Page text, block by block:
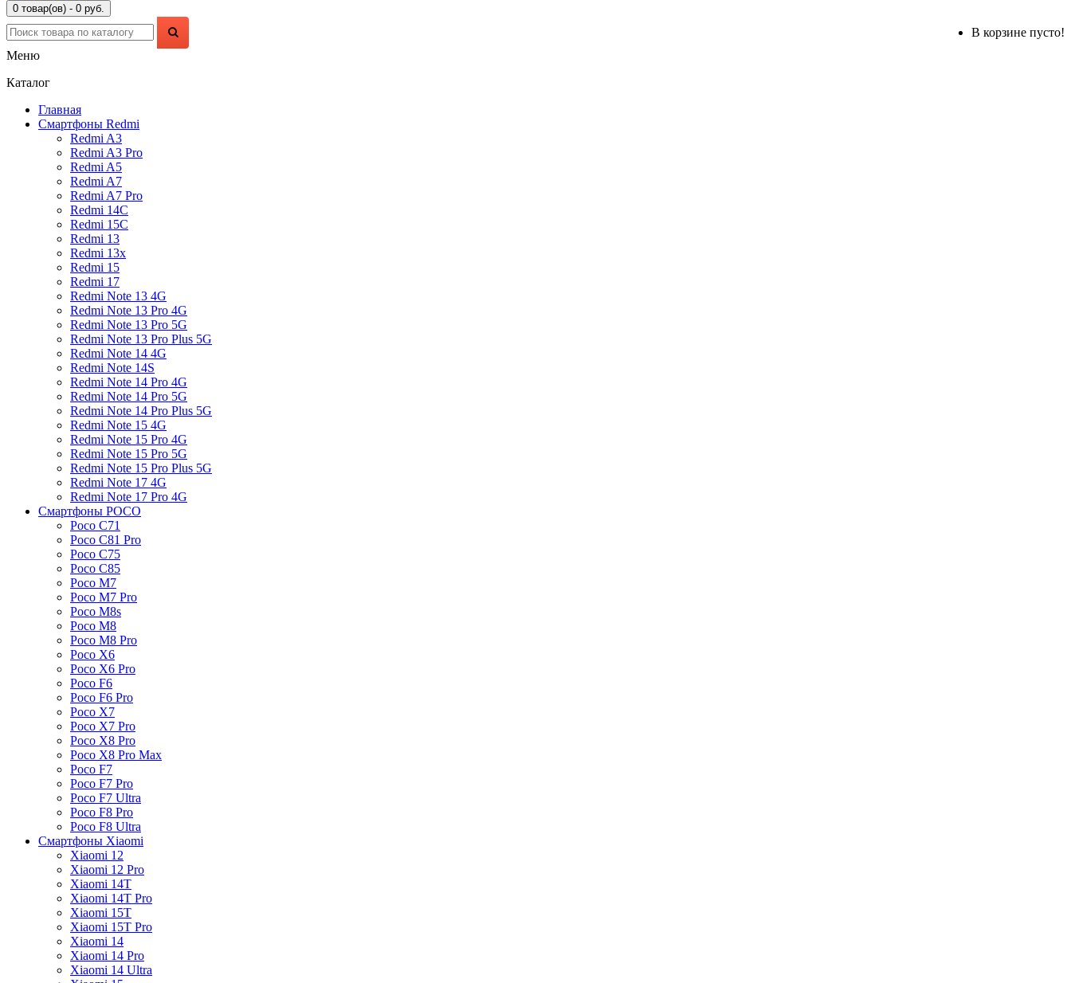
0 товар(ов) - 0 руб.
В корзине пусто!
Меню
Каталог
Главная
Смартфоны Redmi
Redmi A3
Redmi A3 Pro
Redmi A5
Redmi A7
Redmi A7 Pro
Redmi 14C
Redmi 15C
Redmi 13
Redmi 13x
Redmi 15
Redmi 17
Redmi Note 13 4G
Redmi Note 13 Pro 4G
Redmi Note 13 Pro 5G
Redmi Note 13 Pro Plus 5G
Redmi Note 14 4G
Redmi Note 14S
Redmi Note 14 Pro 4G
Redmi Note 14 Pro 5G
Redmi Note 14 Pro Plus 5G
Redmi Note 15 4G
Redmi Note 15 Pro 4G
Redmi Note 15 Pro 5G
Redmi Note 15 Pro Plus 5G
Redmi Note 17 4G
Redmi Note 17 Pro 4G
Смартфоны POCO
Poco C71
Poco C81 Pro
Poco C75
Poco C85
Poco M7
Poco M7 Pro
Poco M8s
Poco M8
Poco M8 Pro
Poco X6
Poco X6 Pro
Poco F6
Poco F6 Pro
Poco X7
Poco X7 Pro
Poco X8 Pro
Poco X8 Pro Max
Poco F7
Poco F7 Pro
Poco F7 Ultra
Poco F8 Pro
Poco F8 Ultra
Смартфоны Xiaomi
Xiaomi 12
Xiaomi 12 Pro
Xiaomi 14T
Xiaomi 14T Pro
Xiaomi 15T
Xiaomi 15T Pro
Xiaomi 14
Xiaomi 14 Pro
Xiaomi 14 Ultra